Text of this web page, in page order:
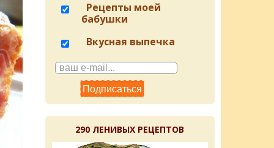
Рецепты моей
бабушки
Вкусная выпечка
290 ЛЕНИВЫХ РЕЦЕПТОВ